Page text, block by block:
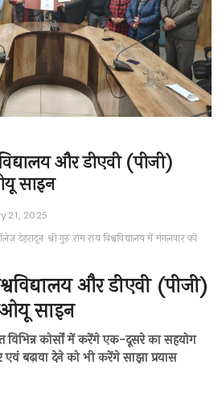
और डीएवी (पीजी)
साइन
21, 2025
देहरादून श्री गुरु राम राय विश्वविद्यालय में मंगलवार को
और डीएवी (पीजी)
साइन
विभिन्न कोर्सों में करेंगे एक-दूसरे का सहयोग
एवं बढ़ावा देने को भी करेंगे साझा प्रयास